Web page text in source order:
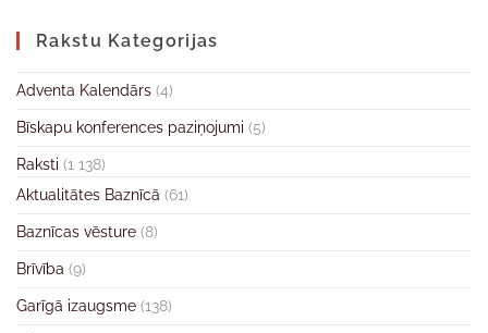
Rakstu Kategorijas
Adventa Kalendārs (4)
Bīskapu konferences paziņojumi (5)
Raksti (1 138)
Aktualitātes Baznīcā (61)
Baznīcas vēsture (8)
Brīvība (9)
Garīgā izaugsme (138)